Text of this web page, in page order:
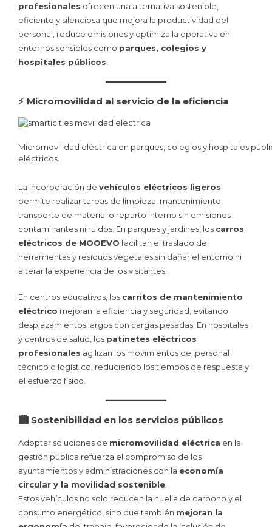
profesionales ofrecen una alternativa sostenible,
eficiente y silenciosa que mejora la productividad del
personal, reduce emisiones y optimiza la operativa en
entornos sensibles como parques, colegios y
hospitales públicos
⚡ Micromovilidad al servicio de la eficiencia
Micromovilidad eléctrica en parques, colegios y hospitales
eléctricos.
La incorporación de vehículos eléctricos ligeros
permite realizar tareas de limpieza, mantenimiento,
transporte de material o reparto interno sin emisiones
contaminantes ni ruidos. En parques y jardines, los carros
eléctricos de MOOEVOfacilitan el traslado de
herramientas y residuos vegetales sin dañar el entorno ni
alterar la experiencia de los visitantes.
En centros educativos, los carritos de mantenimiento
eléctrico mejoran la eficiencia y seguridad, evitando
desplazamientos largos con cargas pesadas. En hospitales
y centros de salud, los patinetes eléctricos
profesionales agilizan los movimientos del personal
técnico o logístico, reduciendo los tiempos de respuesta y
el esfuerzo físico.
🏙️ Sostenibilidad en los servicios públicos
Adoptar soluciones de micromovilidad eléctrica en la
gestión pública refuerza el compromiso de los
ayuntamientos y administraciones con la economía
circular y la movilidad sostenible
Estos vehículos no solo reducen la huella de carbono y el
consumo energético, sino que también mejoran la